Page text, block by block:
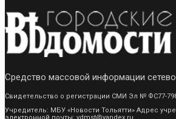
Средство массовой информации
Свидетельство о регистрации СМИ Эл № ФС77-
Учредитель: МБУ «Новости Тольятти» Адрес